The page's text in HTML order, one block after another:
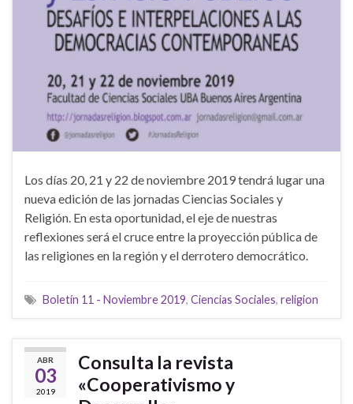
Los días 20, 21 y 22 de noviembre 2019 tendrá lugar una
nueva edición de las jornadas Ciencias Sociales y
Religión. En esta oportunidad, el eje de nuestras
reflexiones será el cruce entre la proyección pública de
las religiones en la región y el derrotero democrático.
Boletín 11 - Noviembre 2019, Ciencias Sociales, religion
ABR
03
2019
Consulta la revista
«Cooperativismo y